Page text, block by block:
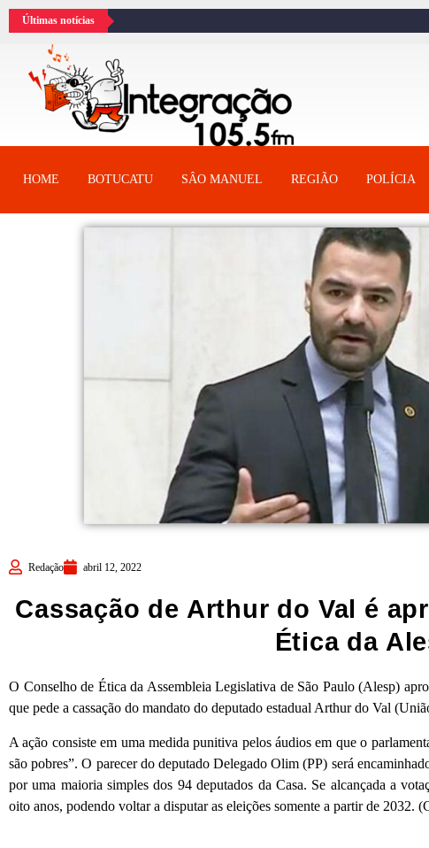
Últimas notícias
HOME BOTUCATU SÂO MANUEL REGIÃO POLÍCIA
Redação abril 12, 2022
Cassação de Arthur do Val é
Ética da
O Conselho de Ética da Assembleia Legislativa de São Paulo (Alesp)
que pede a cassação do mandato do deputado estadual Arthur do Val
A ação consiste em uma medida punitiva pelos áudios em que o
são pobres”. O parecer do deputado Delegado Olim (PP) será
por uma maioria simples dos 94 deputados da Casa. Se alcançada a
oito anos, podendo voltar a disputar as eleições somente a partir de 2032.